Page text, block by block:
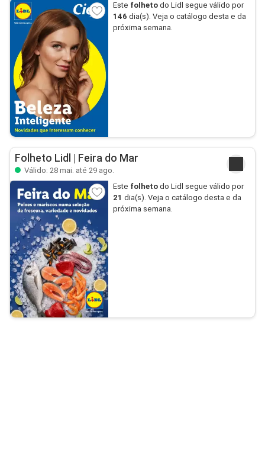
Este folhetodo Lidl segue válido por
146 dia(s). Veja o catálogo desta e da
próxima semana.
Folheto Lidl | Feira do Mar
Válido: 28 mai. até 29 ago.
Este folhetodo Lidl segue válido por
21 dia(s). Veja o catálogo desta e da
próxima semana.